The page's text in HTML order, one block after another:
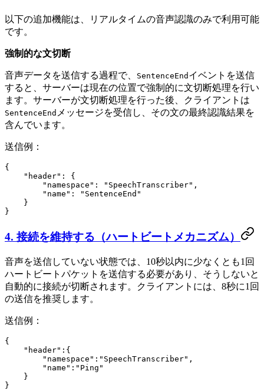
以下の追加機能は、リアルタイムの音声認識のみで利用可能
です。
強制的な文切断
音声データを送信する過程で、 SentenceEnd イベントを送信
すると、サーバーは現在の位置で強制的に文切断処理を行い
ます。サーバーが文切断処理を行った後、クライアントは
SentenceEnd メッセージを受信し、その文の最終認識結果を
含んでいます。
送信例：
{
    "header": {
        "namespace": "SpeechTranscriber",
        "name": "SentenceEnd"
    }
}
4. 接続を維持する（ハートビートメカニズム）
音声を送信していない状態では、10秒以内に少なくとも1回
ハートビートパケットを送信する必要があり、そうしないと
自動的に接続が切断されます。クライアントには、8秒に1回
の送信を推奨します。
送信例：
{
    "header"
:{
        "namespace"
: "SpeechTranscriber" ,
        "name"
: "Ping"
    }
}